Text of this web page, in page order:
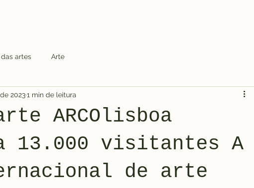
artes Arte
ARCOlisboa
13.000 visitantes A
de arte
20231 min de leitura